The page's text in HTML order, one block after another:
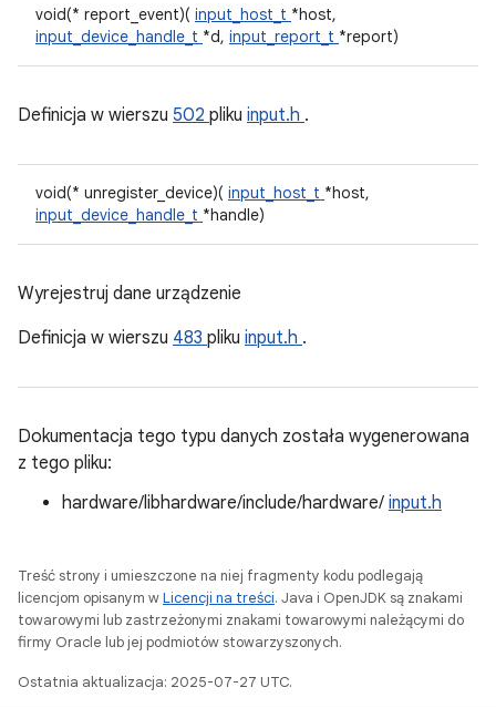
void(* report_event)( input_host_t *host,
input_device_handle_t *d, input_report_t *report)
Definicja w wierszu 502 pliku input.h .
void(* unregister_device)( input_host_t *host,
input_device_handle_t *handle)
Wyrejestruj dane urządzenie
Definicja w wierszu 483 pliku input.h .
Dokumentacja tego typu danych została wygenerowana
z tego pliku:
hardware/libhardware/include/hardware/ input.h
Treść strony i umieszczone na niej fragmenty kodu podlegają
licencjom opisanym wLicencji na treści. Java i OpenJDK są znakami
towarowymi lub zastrzeżonymi znakami towarowymi należącymi do
firmy Oracle lub jej podmiotów stowarzyszonych.
Ostatnia aktualizacja: 2025-07-27 UTC.